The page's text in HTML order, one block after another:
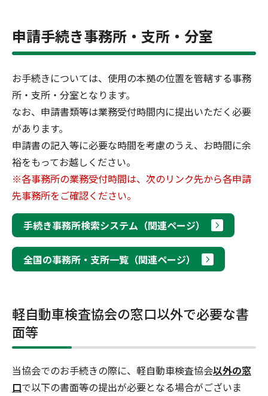
申請手続き事務所・支所・分室
お手続きについては、使用の本拠の位置を管轄する事務
所・支所・分室となります。
なお、申請書類等は業務受付時間内に提出いただく必要
があります。
申請書の記入等に必要な時間を考慮のうえ、お時間に余
裕をもってお越しください。
※各事務所の業務受付時間は、次のリンク先から各申請
先事務所をご確認ください。
手続き事務所検索システム（関連ページ）
全国の事務所・支所一覧（関連ページ）
軽自動車検査協会の窓口以外で必要な書
面等
当協会でのお手続きの際に、軽自動車検査協会以外の窓
口で以下の書面等の提出が必要となる場合がございま